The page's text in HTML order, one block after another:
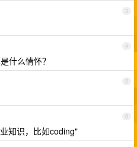
3
4
什么情怀？
5
6
知识，比如coding"